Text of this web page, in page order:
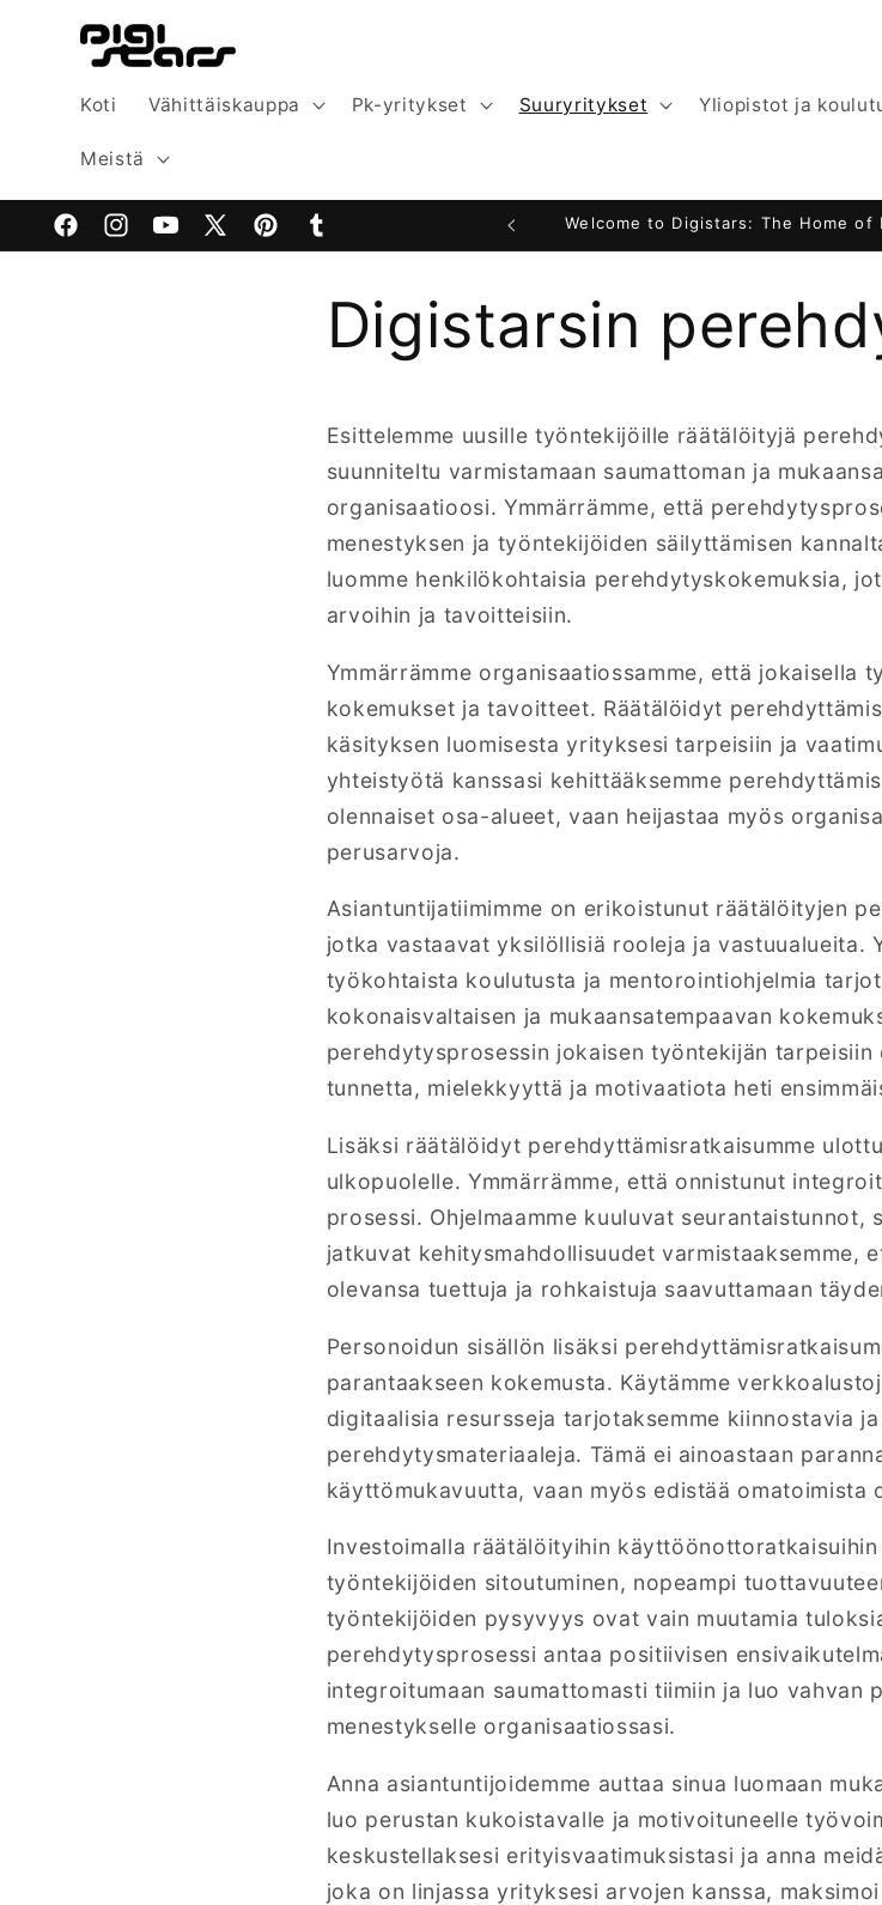
siirry
sisältöön
Koti Vähittäiskauppa Pk-yritykset Suuryritykset Yliopistot ja
Meistä
FacebookInstagramYouTube
X
PinterestTumblr
Welcome to Digistars: The Home
Digistarsin
Esittelemme uusille työntekijöille räätälöityjä
suunniteltu varmistamaan saumattoman ja
organisaatioosi. Ymmärrämme, että
menestyksen ja työntekijöiden säilyttämisen
luomme henkilökohtaisia perehdytyskokemuksia,
arvoihin ja tavoitteisiin.
Ymmärrämme organisaatiossamme, että jokaisella
kokemukset ja tavoitteet. Räätälöidyt
käsityksen luomisesta yrityksesi tarpeisiin ja
yhteistyötä kanssasi kehittääksemme
olennaiset osa-alueet, vaan heijastaa myös
perusarvoja.
Asiantuntijatiimimme on erikoistunut räätälöityjen
jotka vastaavat yksilöllisiä rooleja ja vastuualueita.
työkohtaista koulutusta ja mentorointiohjelmia
kokonaisvaltaisen ja mukaansatempaavan
perehdytysprosessin jokaisen työntekijän tarpeisiin
tunnetta, mielekkyyttä ja motivaatiota heti
Lisäksi räätälöidyt perehdyttämisratkaisumme
ulkopuolelle. Ymmärrämme, että onnistunut
prosessi. Ohjelmaamme kuuluvat seurantaistunnot,
jatkuvat kehitysmahdollisuudet varmistaaksemme,
olevansa tuettuja ja rohkaistuja saavuttamaan
Personoidun sisällön lisäksi
parantaakseen kokemusta. Käytämme
digitaalisia resursseja tarjotaksemme kiinnostavia
perehdytysmateriaaleja. Tämä ei ainoastaan
käyttömukavuutta, vaan myös edistää omatoimista
Investoimalla räätälöityihin
työntekijöiden sitoutuminen, nopeampi
työntekijöiden pysyvyys ovat vain muutamia
perehdytysprosessi antaa positiivisen
integroitumaan saumattomasti tiimiin ja luo vahvan
menestykselle organisaatiossasi.
Anna asiantuntijoidemme auttaa sinua luomaan
luo perustan kukoistavalle ja motivoituneelle
keskustellaksesi erityisvaatimuksistasi ja anna
joka on linjassa yrityksesi arvojen kanssa,